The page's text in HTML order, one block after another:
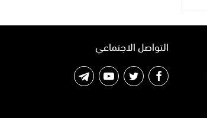
التواصل الاجتماعي